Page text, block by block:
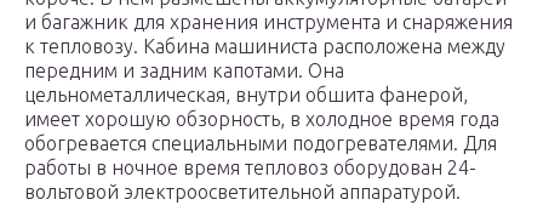
и багажник для хранения инструмента и снаряжения
к тепловозу. Кабина машиниста расположена между
передним и задним капотами. Она
цельнометаллическая, внутри обшита фанерой,
имеет хорошую обзорность, в холодное время года
обогревается специальными подогревателями. Для
работы в ночное время тепловоз оборудован 24-
вольтовой электроосветительной аппаратурой.